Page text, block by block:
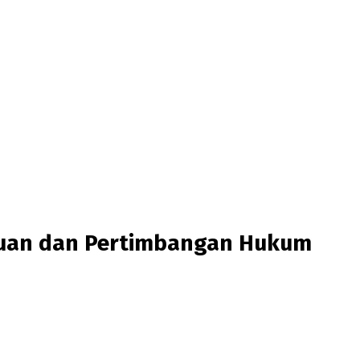
dan Pertimbangan Hukum